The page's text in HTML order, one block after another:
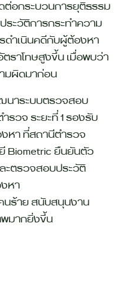
ต่อกระบวนการยุติธรรม
ะวัติการกระทำความ
ดำเนินคดีกับผู้ต้องหา
ตราโทษสูงขึ้น เมื่อพบว่า
มผิดมาก่อน
นาระบบตรวจสอบ
รวจ ระยะที่ 1 รองรับ
หา ที่สถานีตำรวจ
Biometric ยืนยันตัว
ะตรวจสอบประวัติ
หา
นร้าย สนับสนุนงาน
มากยิ่งขึ้น